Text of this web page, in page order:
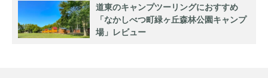
道東のキャンプツーリングにおすすめ
「なかしべつ町緑ヶ丘森林公園キャンプ
場」レビュー